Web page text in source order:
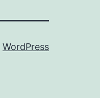
WordPress